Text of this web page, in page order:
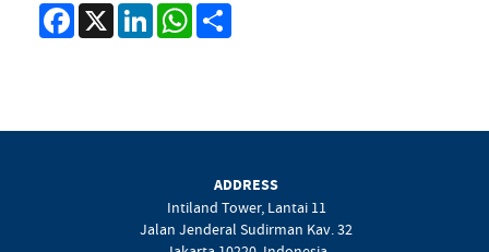
Facebook
X LinkedInWhatsApp
Share
ADDRESS
Intiland Tower, Lantai 11
Jalan Jenderal Sudirman Kav. 32